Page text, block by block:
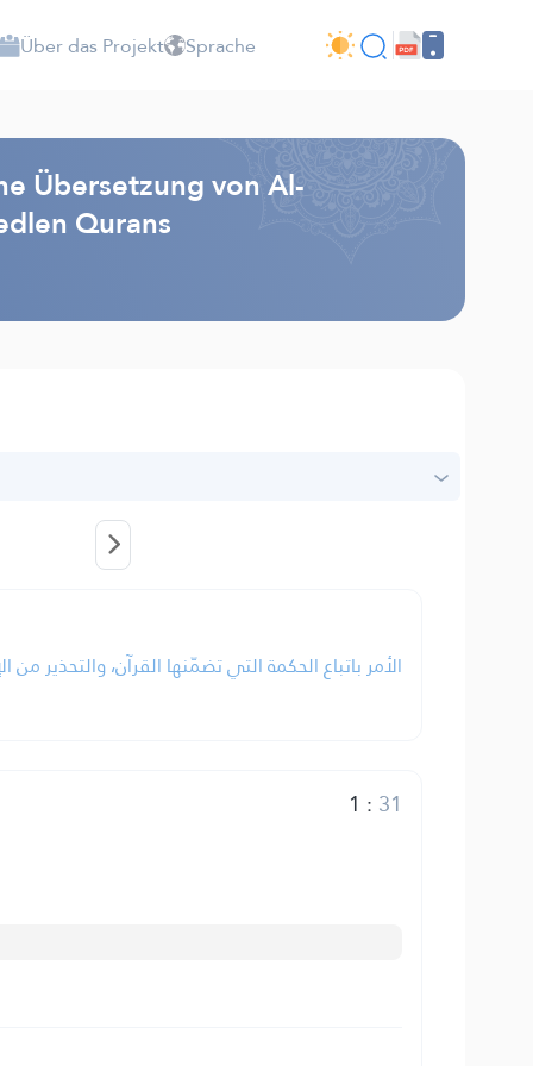
Über das Projekt Sprache
Übersetzung von Al-
Qurans
الأمر باتباع الحكمة التي تضمّنها القرآن، والتحذير من
1 : 31